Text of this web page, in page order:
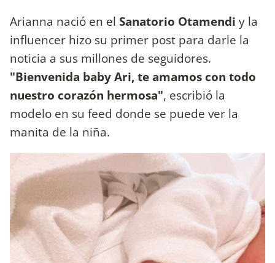
Arianna nació en el Sanatorio Otamendi y la
influencer hizo su primer post para darle la
noticia a sus millones de seguidores.
"Bienvenida baby Ari, te amamos con todo
nuestro corazón hermosa", escribió la
modelo en su feed donde se puede ver la
manita de la niña.